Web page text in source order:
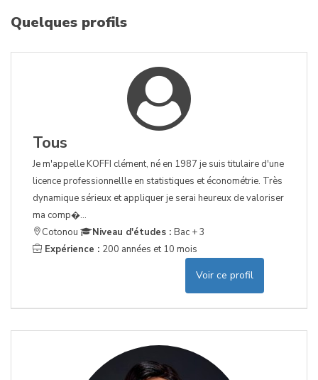
Quelques profils
Tous
Je m'appelle KOFFI clément, né en 1987 je suis titulaire d'une
licence professionnellle en statistiques et économétrie. Très
dynamique sérieux et appliquer je serai heureux de valoriser
ma comp�...
Cotonou
Niveau d'études : Bac + 3
Expérience : 200 années et 10 mois
Voir ce profil